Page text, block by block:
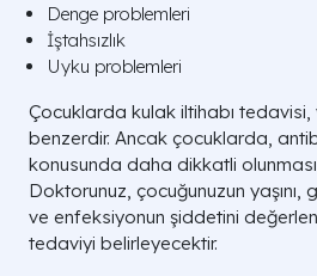
Denge problemleri
İştahsızlık
Uyku problemleri
Çocuklarda kulak iltihabı tedavisi,
benzerdir. Ancak çocuklarda,
konusunda daha dikkatli
Doktorunuz, çocuğunuzun yaşını,
ve enfeksiyonun şiddetini
tedaviyi belirleyecektir.